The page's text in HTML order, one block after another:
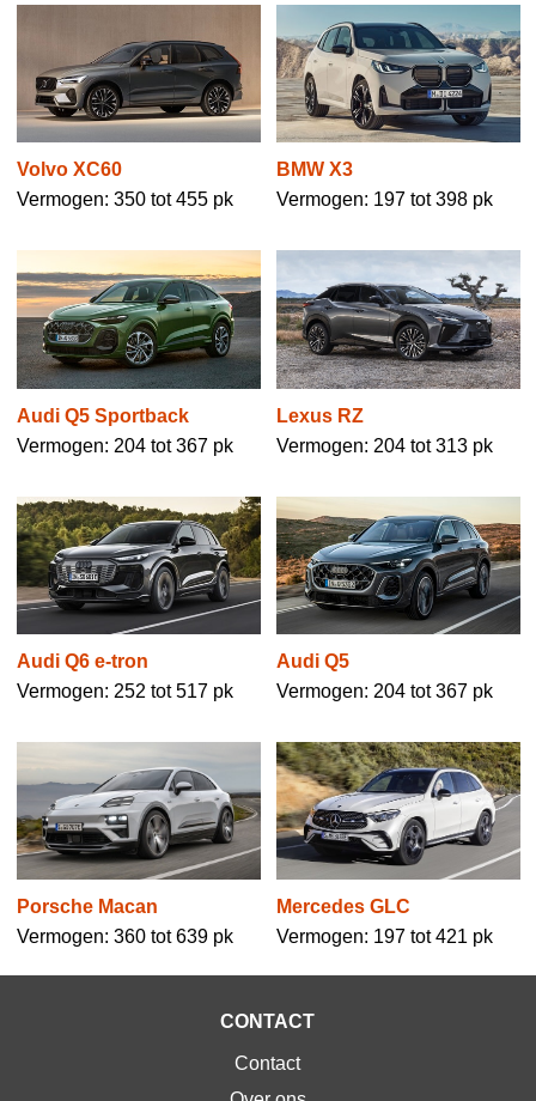
Volvo XC60
Vermogen: 350 tot 455 pk
BMW X3
Vermogen: 197 tot 398 pk
Audi Q5 Sportback
Vermogen: 204 tot 367 pk
Lexus RZ
Vermogen: 204 tot 313 pk
Audi Q6 e-tron
Vermogen: 252 tot 517 pk
Audi Q5
Vermogen: 204 tot 367 pk
Porsche Macan
Vermogen: 360 tot 639 pk
Mercedes GLC
Vermogen: 197 tot 421 pk
CONTACT
Contact